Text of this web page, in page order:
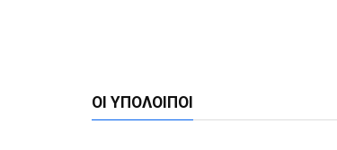
ΟΙ ΥΠΌΛΟΙΠΟΙ